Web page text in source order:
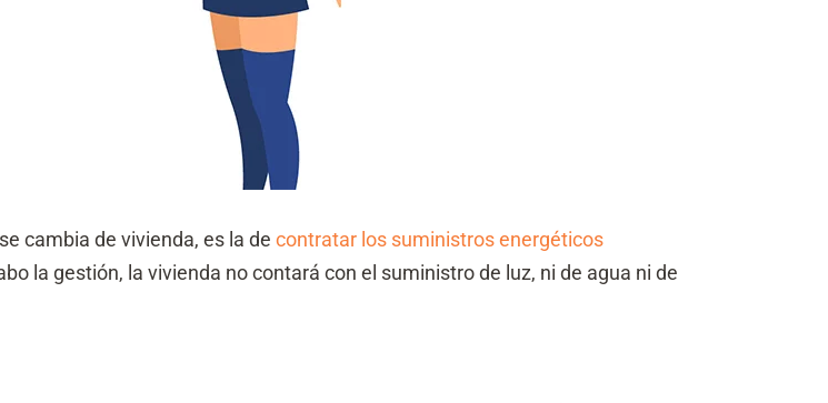
cambia de vivienda, es la decontratar los suministros energéticos
la gestión, la vivienda no contará con el suministro de luz, ni de agua ni de